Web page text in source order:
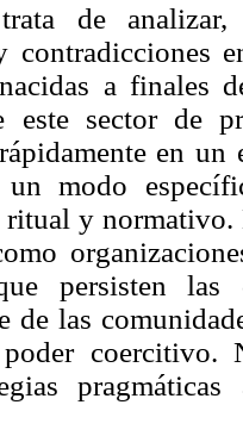
de analizar,
contradicciones
nacidas a
este sector de
en un
modo
y normativo.
persisten
de las
coercitivo.